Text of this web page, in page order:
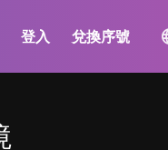
登入 兌換序號